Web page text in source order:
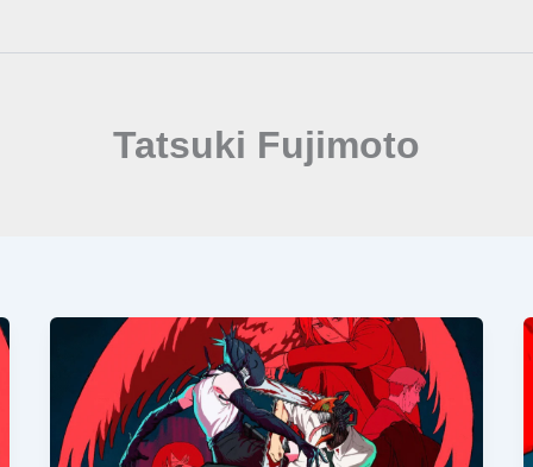
Tatsuki Fujimoto